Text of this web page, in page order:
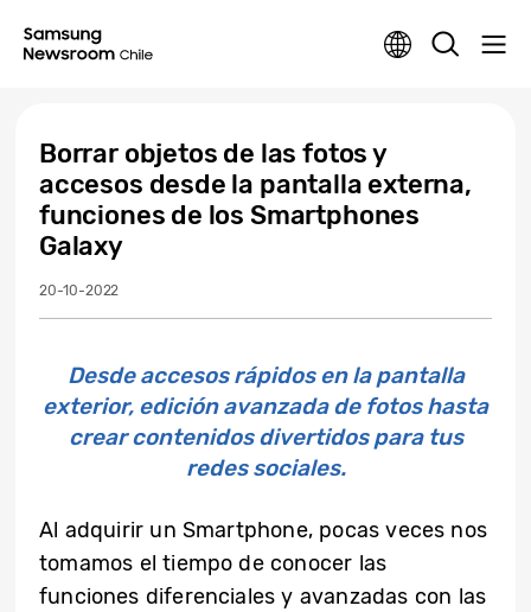
Borrar objetos de las fotos y
accesos desde la pantalla externa,
funciones de los Smartphones
Galaxy
20-10-2022
Desde accesos rápidos en la pantalla
exterior, edición avanzada de fotos hasta
crear contenidos divertidos para tus
redes sociales.
Al adquirir un Smartphone, pocas veces nos
tomamos el tiempo de conocer las
funciones diferenciales y avanzadas con las